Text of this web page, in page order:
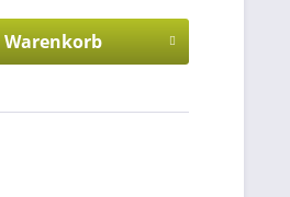
Warenkorb